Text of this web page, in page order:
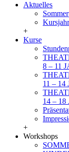
Aktuelles
+
Kurse
8 – 11
11 – 14
14 – 18
+
Workshops